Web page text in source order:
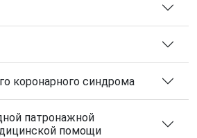
коронарного синдрома
патронажной
помощи